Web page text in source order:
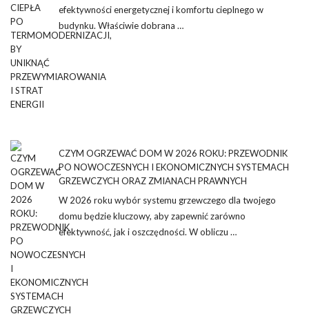
efektywności energetycznej i komfortu cieplnego w
budynku. Właściwie dobrana …
CZYM OGRZEWAĆ DOM W 2026 ROKU: PRZEWODNIK
PO NOWOCZESNYCH I EKONOMICZNYCH SYSTEMACH
GRZEWCZYCH ORAZ ZMIANACH PRAWNYCH
W 2026 roku wybór systemu grzewczego dla twojego
domu będzie kluczowy, aby zapewnić zarówno
efektywność, jak i oszczędności. W obliczu …